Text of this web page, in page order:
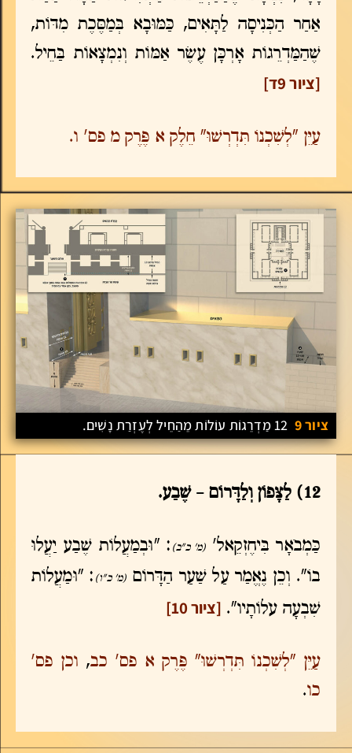
אַחַר הַכְּנִיסָה לַתָּאִים, כַּמּוּבָא בְּמַסֶּכֶת מִדּוֹת,
שֶׁהַמַּדְרֵגוֹת אָרְכָּן עֶשֶׂר אַמּוֹת וְנִמְצָאוֹת בַּחֵיל.
[ציור 9ד]
עַיֵּן "לְשִׁכְנוֹ תִּדְרְשׁוּ" חֵלֶק א פֶּרֶק מ פס' ו.
ציור 9 12 מַדְרֵגוֹת עוֹלוֹת מֵהַחֵיל לְעֶזְרַת נָשִׁים.
12) לַצָּפוֹן וְלַדָּרוֹם – שֶׁבַע.
כַּמְבֹאָר בִּיחֶזְקֵאל' (מ' כ"ב) : "וּבְמַעֲלוֹת שֶׁבַע יַעֲלוּ
בוֹ". וְכֵן נֶאֱמַר עַל שַׁעַר הַדָּרוֹם (מ' כ"ו) : "וּמַעֲלוֹת
שִׁבְעָה עֹלוֹתָיו". [ציור 10]
עַיֵּן "לְשִׁכְנוֹ תִּדְרְשׁוּ" פֶּרֶק א פס' כב, וכן פס'
כו.